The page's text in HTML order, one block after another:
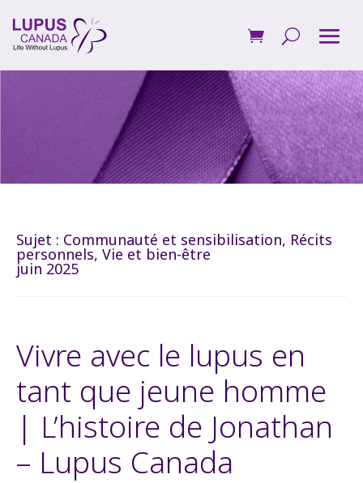
Sujet : Communauté et sensibilisation, Récits
personnels, Vie et bien-être
juin 2025
Vivre avec le lupus en
tant que jeune homme
| L’histoire de Jonathan
– Lupus Canada